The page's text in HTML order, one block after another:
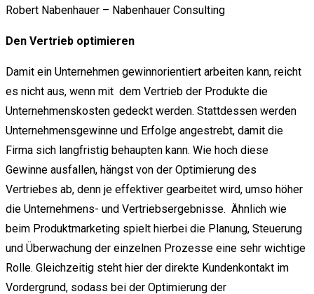
Robert Nabenhauer – Nabenhauer Consulting
Den Vertrieb optimieren
Damit ein Unternehmen gewinnorientiert arbeiten kann, reicht
es nicht aus, wenn mit dem Vertrieb der Produkte die
Unternehmenskosten gedeckt werden. Stattdessen werden
Unternehmensgewinne und Erfolge angestrebt, damit die
Firma sich langfristig behaupten kann. Wie hoch diese
Gewinne ausfallen, hängst von der Optimierung des
Vertriebes ab, denn je effektiver gearbeitet wird, umso höher
die Unternehmens- und Vertriebsergebnisse. Ähnlich wie
beim Produktmarketing spielt hierbei die Planung, Steuerung
und Überwachung der einzelnen Prozesse eine sehr wichtige
Rolle. Gleichzeitig steht hier der direkte Kundenkontakt im
Vordergrund, sodass bei der Optimierung der